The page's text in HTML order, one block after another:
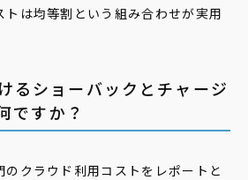
トは均等割という組み合わせが実用
るショーバックとチャージ
ですか？
クラウド利用コストをレポートと